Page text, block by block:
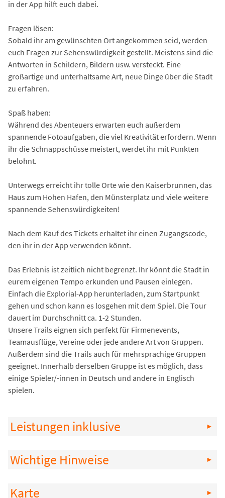
in der App hilft euch dabei.
Fragen lösen:
Sobald ihr am gewünschten Ort angekommen seid, werden
euch Fragen zur Sehenswürdigkeit gestellt. Meistens sind die
Antworten in Schildern, Bildern usw. versteckt. Eine
großartige und unterhaltsame Art, neue Dinge über die Stadt
zu erfahren.
Spaß haben:
Während des Abenteuers erwarten euch außerdem
spannende Fotoaufgaben, die viel Kreativität erfordern. Wenn
ihr die Schnappschüsse meistert, werdet ihr mit Punkten
belohnt.
Unterwegs erreicht ihr tolle Orte wie den Kaiserbrunnen, das
Haus zum Hohen Hafen, den Münsterplatz und viele weitere
spannende Sehenswürdigkeiten!
Nach dem Kauf des Tickets erhaltet ihr einen Zugangscode,
den ihr in der App verwenden könnt.
Das Erlebnis ist zeitlich nicht begrenzt. Ihr könnt die Stadt in
eurem eigenen Tempo erkunden und Pausen einlegen.
Einfach die Explorial-App herunterladen, zum Startpunkt
gehen und schon kann es losgehen mit dem Spiel. Die Tour
dauert im Durchschnitt ca. 1-2 Stunden.
Unsere Trails eignen sich perfekt für Firmenevents,
Teamausflüge, Vereine oder jede andere Art von Gruppen.
Außerdem sind die Trails auch für mehrsprachige Gruppen
geeignet. Innerhalb derselben Gruppe ist es möglich, dass
einige Spieler/-innen in Deutsch und andere in Englisch
spielen.
Leistungen inklusive
Wichtige Hinweise
Karte